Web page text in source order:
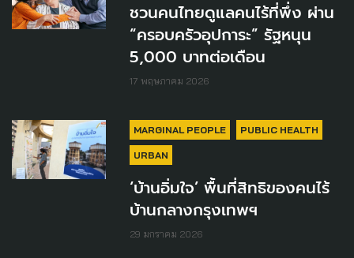
ชวนคนไทยดูแลคนไร้ที่พึ่ง ผ่าน
“ครอบครัวอุปการะ” รัฐหนุน
5,000 บาทต่อเดือน
17 พฤษภาคม 2026
MARGINAL PEOPLE PUBLIC HEALTH
URBAN
‘บ้านอิ่มใจ’ พื้นที่สิทธิของคนไร้
บ้านกลางกรุงเทพฯ
29 มกราคม 2026